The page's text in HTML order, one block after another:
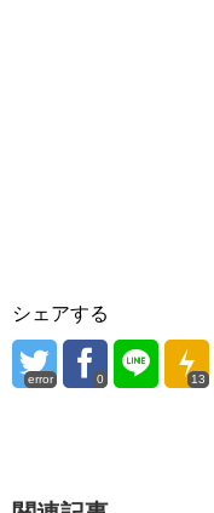
シェアする
error 0 13